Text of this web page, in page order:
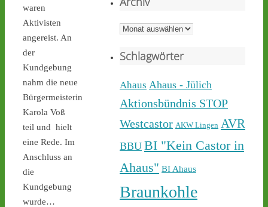
waren
Aktivisten
angereist. An
der
Kundgebung
nahm die neue
Bürgermeisterin
Karola Voß
teil und hielt
eine Rede. Im
Anschluss an
die
Kundgebung
wurde…
@castorstoppen.bsky.social
⋅
nach #Ahaus nun rollt,
Protest gegen die
unnötigen & gefährlichen
Atommülltransporte über
NRWs Autobahnen
Mahnwache versammelt -
castor-stoppen.de/ticker/
#atommüll #castor
Archiv
Schlagwörter
Ahaus Ahaus - Jülich
Aktionsbündnis STOP
Westcastor AKW Lingen AVR
BBU BI "Kein Castor in
Ahaus" BI Ahaus
Braunkohle